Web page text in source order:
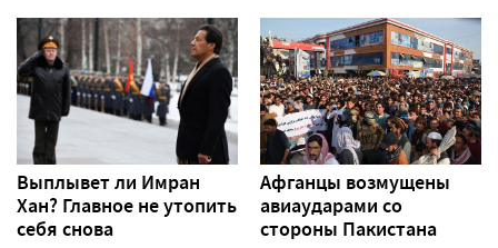
Выплывет ли Имран
Хан? Главное не утопить
себя снова
Афганцы возмущены
авиаударами со
стороны Пакистана